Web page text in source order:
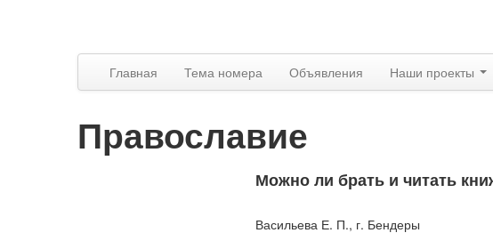
Главная Тема номера Объявления Наши проекты
Православие
Можно ли брать и читать
Васильева Е. П., г. Бендеры